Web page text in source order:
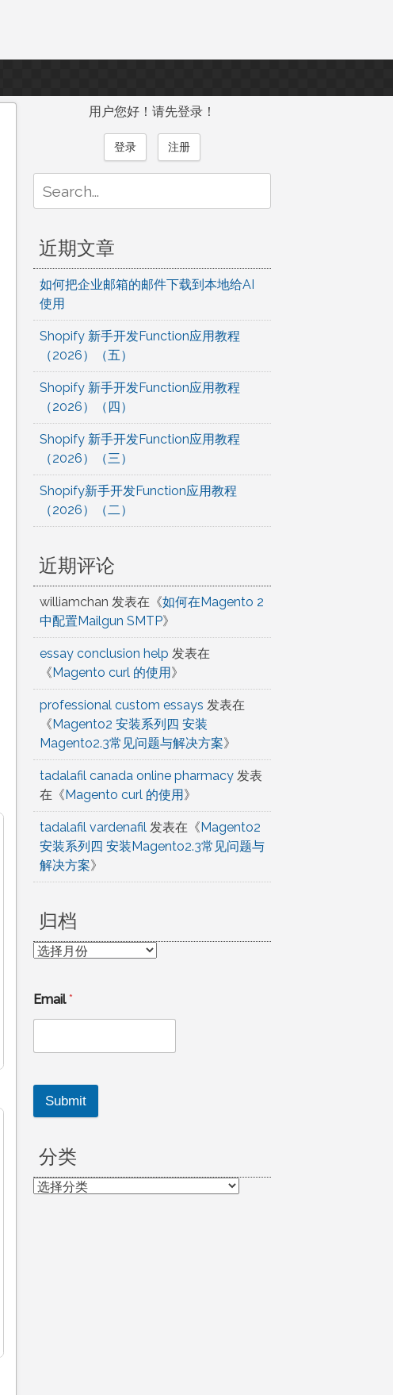
用户您好！请先登录！
登录 注册
for:
近期文章
如何把企业邮箱的邮件下载到本地给AI
使用
Shopify 新手开发Function应用教程
（2026）（五）
Shopify 新手开发Function应用教程
（2026）（四）
Shopify 新手开发Function应用教程
（2026）（三）
Shopify新手开发Function应用教程
（2026）（二）
近期评论
williamchan 发表在《如何在Magento 2
中配置Mailgun SMTP》
essay conclusion help 发表在
《Magento curl 的使用》
professional custom essays 发表在
《Magento2 安装系列四 安装
Magento2.3常见问题与解决方案》
tadalafil canada online pharmacy发表
在《Magento curl 的使用》
tadalafil vardenafil发表在《Magento2
安装系列四 安装Magento2.3常见问题与
解决方案》
归档
归
Email*
Submit
分类
分